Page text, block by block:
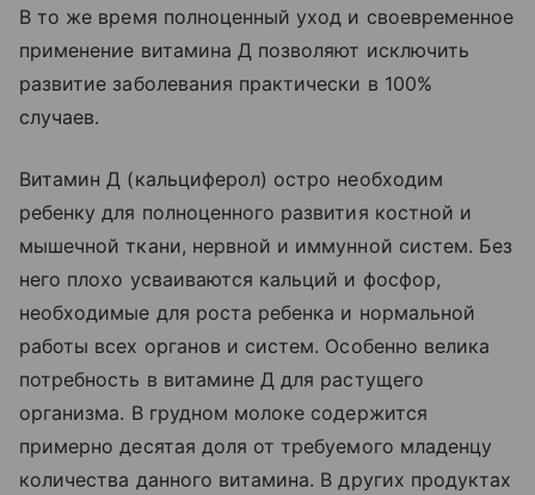
В то же время полноценный уход и своевременное
применение витамина Д позволяют исключить
развитие заболевания практически в 100%
случаев.
Витамин Д (кальциферол) остро необходим
ребенку для полноценного развития костной и
мышечной ткани, нервной и иммунной систем. Без
него плохо усваиваются кальций и фосфор,
необходимые для роста ребенка и нормальной
работы всех органов и систем. Особенно велика
потребность в витамине Д для растущего
организма. В грудном молоке содержится
примерно десятая доля от требуемого младенцу
количества данного витамина. В других продуктах